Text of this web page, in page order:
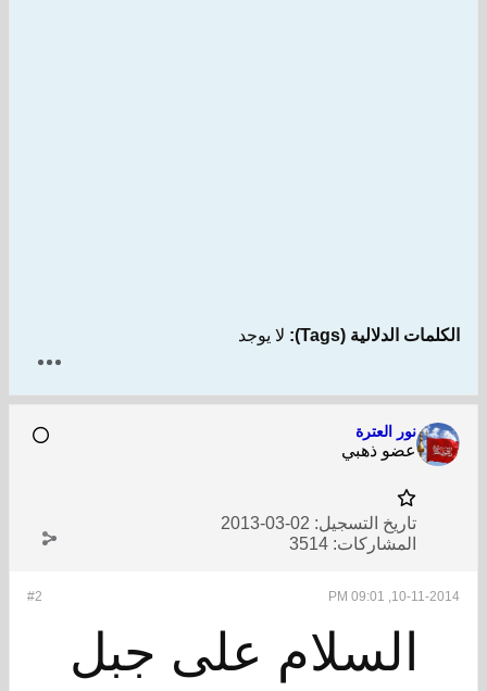
الكلمات الدلالية (Tags): لا يوجد
نور العترة
عضو ذهبي
تاريخ التسجيل: 02-03-2013
المشاركات: 3514
#2 10-11-2014, 09:01 PM
السلام على جبل